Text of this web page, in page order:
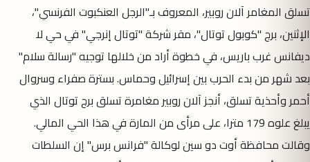
تسلق المغامر آلان روبير، المعروف بـ"الرجل العنكبوت الفرنسي"،
الإثنين، برج "كوبول توتال"، مقر شركة "توتال إنرجي" في حي لا
ديفانس غرب باريس، في خطوة أراد من خلالها توجيه "رسالة سلام"
بعد شهر من بدء الحرب بين إسرائيل وحماس. بسترة صفراء وسروال
أحمر وأحذية تسلق، أنجز آلان روبير مغامرة تسلق برج توتال الذي
يبلغ علوه 179 مترا، على مرأى من المارة في هذا الحي المالي.
وقالت محافظة أوت دو سين لوكالة "فرانس برس" إن السلطات